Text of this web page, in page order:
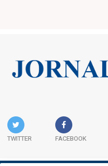
TWITTER FACEBOOK